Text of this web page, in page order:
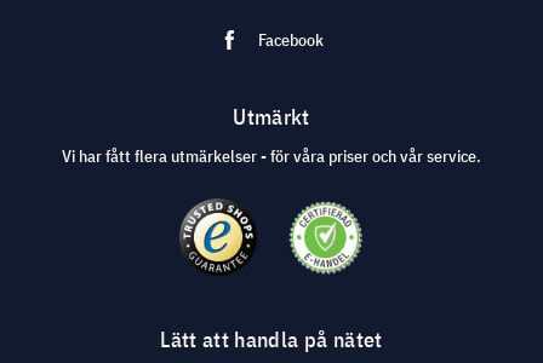
Facebook
Utmärkt
Vi har fått flera utmärkelser - för våra priser och vår service.
Lätt att handla på nätet